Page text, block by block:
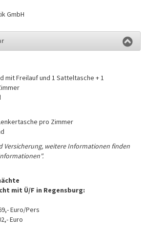
GmbH
mit Freilauf und 1 Satteltasche + 1
pro Zimmer
Versicherung, weitere Informationen finden
mit Ü/F in Regensburg:
Euro/Pers
Euro